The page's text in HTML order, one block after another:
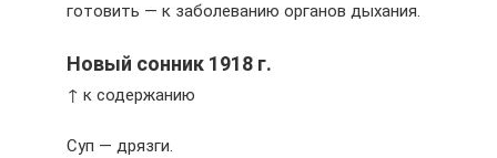
готовить — к заболеванию органов дыхания.
Новый сонник 1918 г.
↑ к содержанию
Суп — дрязги.